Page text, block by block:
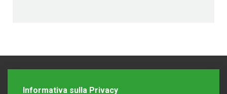
Informativa sulla Privacy